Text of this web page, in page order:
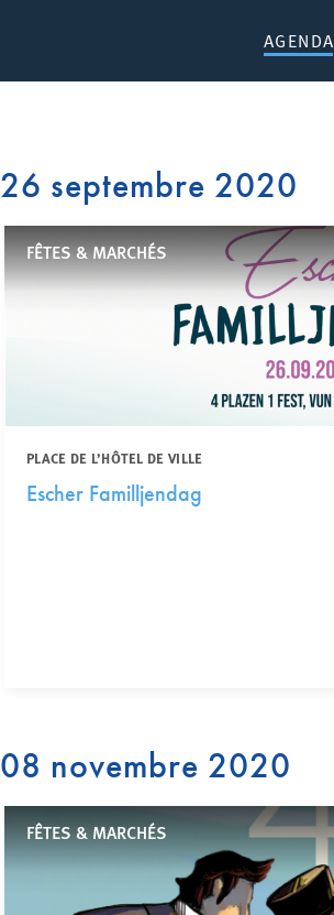
AGENDA
26 septembre 2020
FÊTES & MARCHÉS
PLACE DE L’HÔTEL DE VILLE
Escher Familljendag
08 novembre 2020
FÊTES & MARCHÉS